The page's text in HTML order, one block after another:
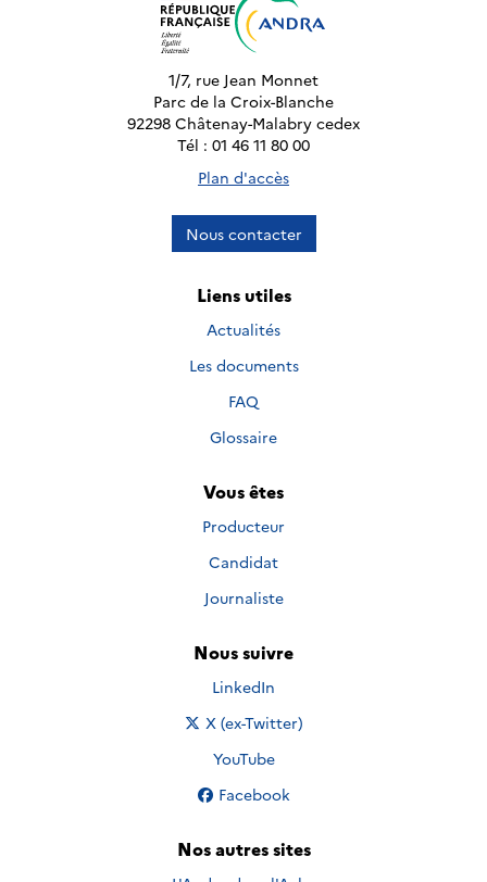
1/7, rue Jean Monnet
Parc de la Croix-Blanche
92298 Châtenay-Malabry cedex
Tél : 01 46 11 80 00
Plan d'accès
Nous contacter
Liens utiles
Actualités
Les documents
FAQ
Glossaire
Vous êtes
Producteur
Candidat
Journaliste
Nous suivre
Nous suivre sur
LinkedIn
Nous suivre sur
X (ex-Twitter)
Nous suivre sur
YouTube
Nous suivre sur
Facebook
Nos autres sites